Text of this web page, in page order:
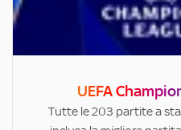
UEFA
Tutte le 203 partite a